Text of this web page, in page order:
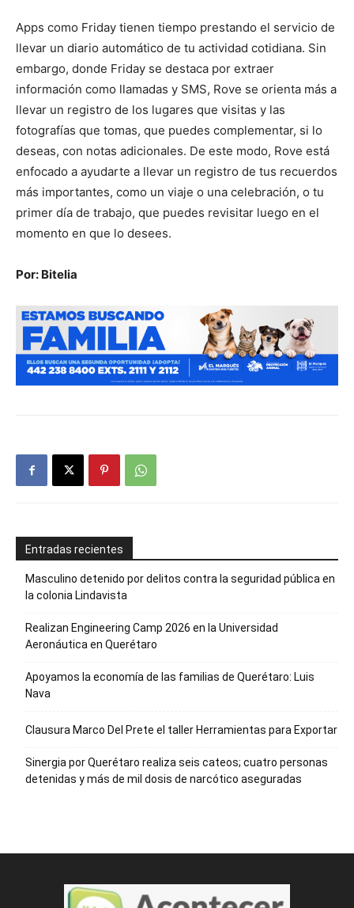
Apps como Friday tienen tiempo prestando el servicio de
llevar un diario automático de tu actividad cotidiana. Sin
embargo, donde Friday se destaca por extraer
información como llamadas y SMS, Rove se orienta más a
llevar un registro de los lugares que visitas y las
fotografías que tomas, que puedes complementar, si lo
deseas, con notas adicionales. De este modo, Rove está
enfocado a ayudarte a llevar un registro de tus recuerdos
más importantes, como un viaje o una celebración, o tu
primer día de trabajo, que puedes revisitar luego en el
momento en que lo desees.
Por: Bitelia
Entradas recientes
Masculino detenido por delitos contra la seguridad pública en
la colonia Lindavista
Realizan Engineering Camp 2026 en la Universidad
Aeronáutica en Querétaro
Apoyamos la economía de las familias de Querétaro: Luis
Nava
Clausura Marco Del Prete el taller Herramientas para Exportar
Sinergia por Querétaro realiza seis cateos; cuatro personas
detenidas y más de mil dosis de narcótico aseguradas